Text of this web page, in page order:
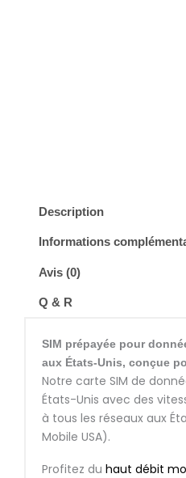
Description
Informations
Avis (0)
Q & R
SIM prépayée pour
aux États-Unis, conçue
Notre carte SIM de
États-Unis avec des
à tous les réseaux aux
Mobile USA).
Profitez du haut débit